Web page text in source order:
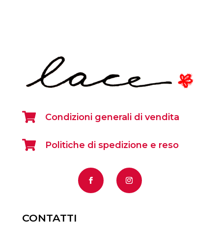
 Condizioni generali di vendita
 Politiche di spedizione e reso
CONTATTI